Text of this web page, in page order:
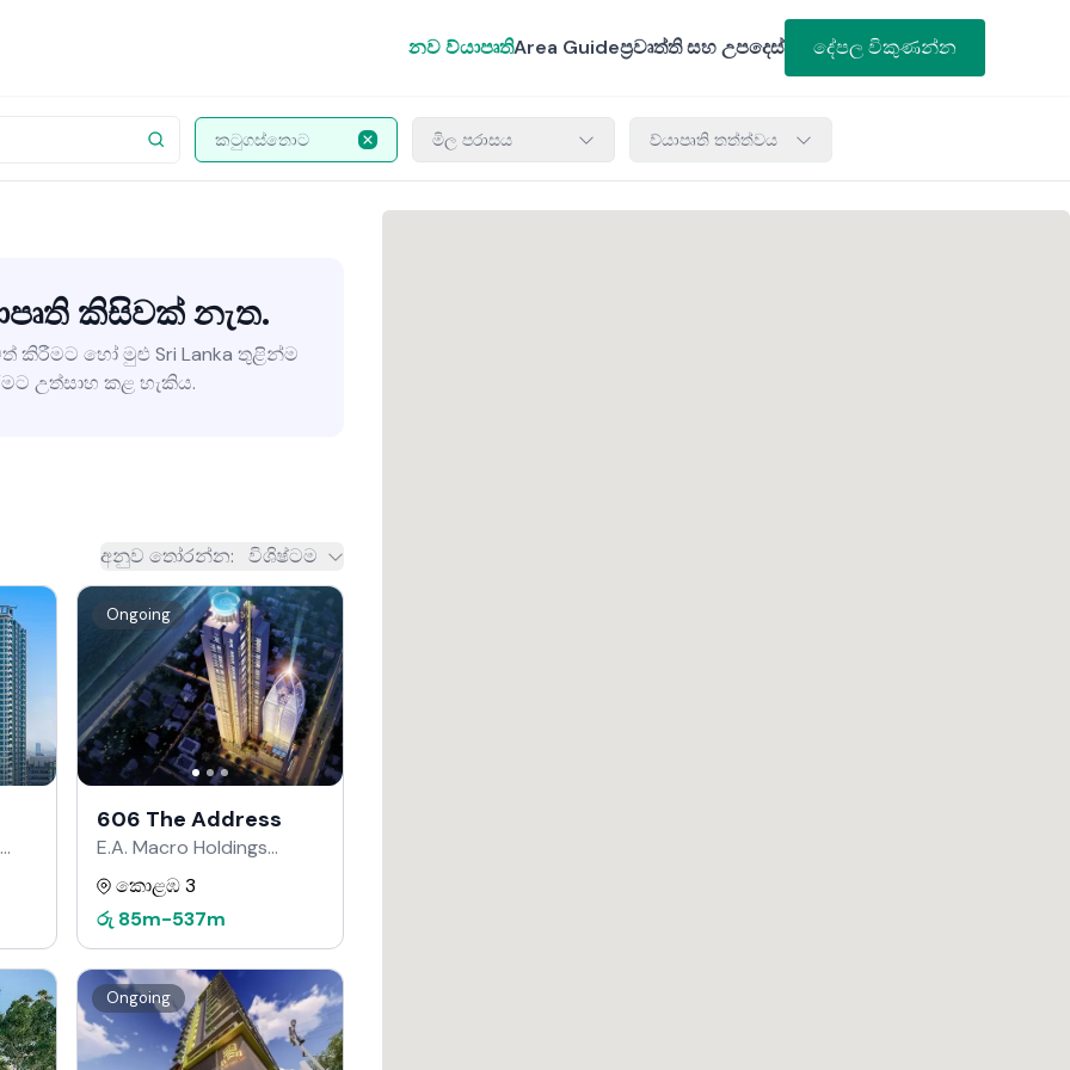
නව ව්යාපෘතිArea Guideප්‍රවෘත්ති සහ උපදෙස් දේපල විකුණන්න
කටුගස්තොට මිල පරාසය ව්යාපෘති තත්ත්වය
කිසිවක් නැත.
කිරීමට හෝ මුළු Sri Lanka තුළින්ම
උත්සාහ කළ හැකිය.
අනුව තෝරන්න: විශිෂ්ටම
Ongoing
606 The Address
E.A. Macro Holdings
වෙතින්
කොළඹ 3
රු 85m-537m
Ongoing